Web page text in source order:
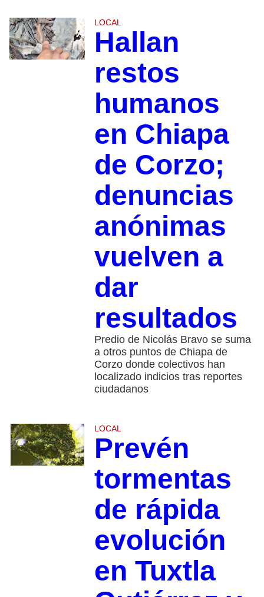
LOCAL
Hallan
restos
humanos
en Chiapa
de Corzo;
denuncias
anónimas
vuelven a
dar
resultados
Predio de Nicolás Bravo se suma
a otros puntos de Chiapa de
Corzo donde colectivos han
localizado indicios tras reportes
ciudadanos
LOCAL
Prevén
tormentas
de rápida
evolución
en Tuxtla